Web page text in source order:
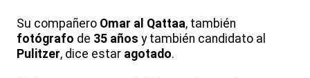
Su compañero Omar al Qattaa, también
fotógrafo de 35 años y también candidato al
Pulitzer, dice estar agotado.